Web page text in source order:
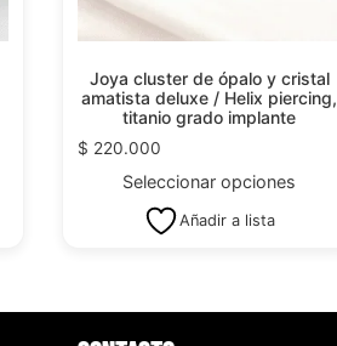
Joya cluster de ópalo y cristal
amatista deluxe / Helix piercing,
titanio grado implante
$ 220.000
Seleccionar opciones
Añadir a lista